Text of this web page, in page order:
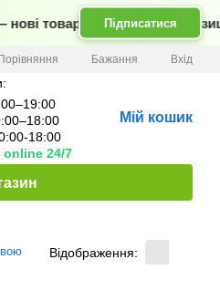
товари та вигідніПідписатися
Бажання Вхід
18:00
online 24/7
Мій кошик
Відображення: